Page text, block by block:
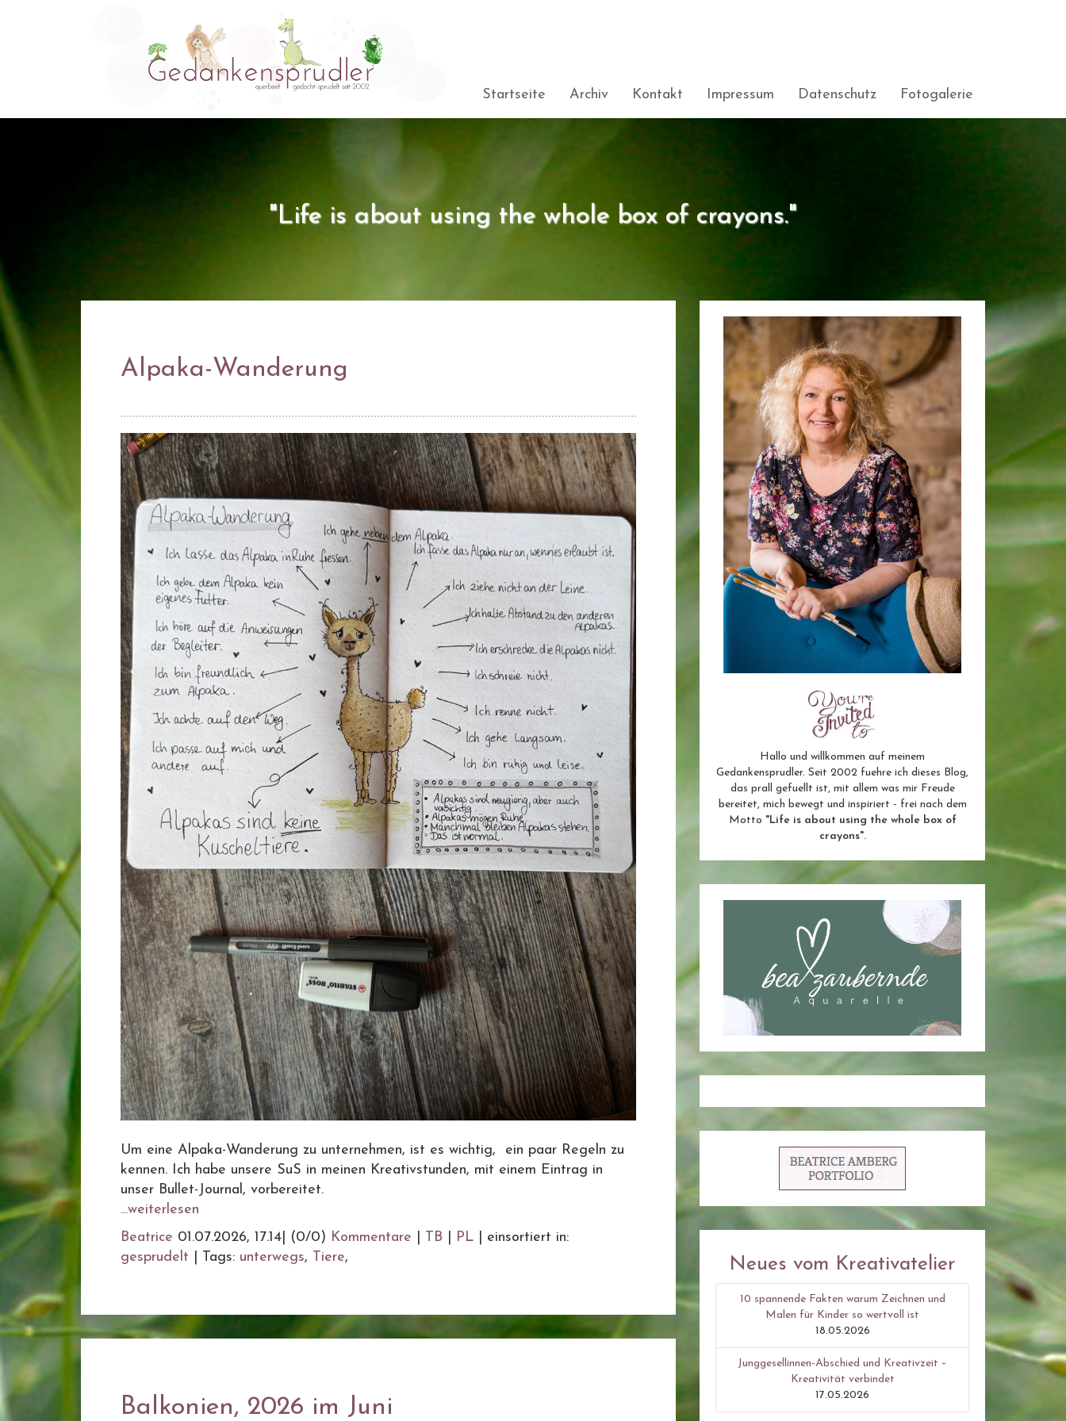
Startseite Archiv Kontakt Impressum Datenschutz Fotogalerie
"Life is about using the whole box of crayons."
Alpaka-Wanderung
Um eine Alpaka-Wanderung zu unternehmen, ist es wichtig, ein paar Regeln zu
kennen. Ich habe unsere SuS in meinen Kreativstunden, mit einem Eintrag in
unser Bullet-Journal, vorbereitet.
...weiterlesen
Beatrice 01.07.2026, 17.14 (0/0) Kommentare TB PL
einsortiert in:
gesprudelt
Tags: unterwegs, Tiere,
Balkonien, 2026 im Juni
Hallo und willkommen auf meinem
Gedankensprudler. Seit 2002 fuehre ich dieses Blog,
das prall gefuellt ist, mit allem was mir Freude
bereitet, mich bewegt und inspiriert - frei nach dem
Motto "Life is about using the whole box of
crayons".
Neues vom Kreativatelier
10 spannende Fakten warum Zeichnen und
Malen für Kinder so wertvoll ist
18.05.2026
Junggesellinnen-Abschied und Kreativzeit –
Kreativität verbindet
17.05.2026